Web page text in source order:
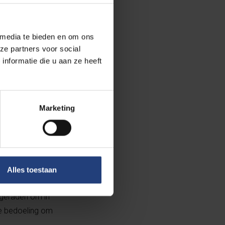
te bieden en om ons
partners voor social
die u aan ze heeft
Marketing
Alles toestaan
klachten
vragen hun
te
van een
om in
bedoeling om